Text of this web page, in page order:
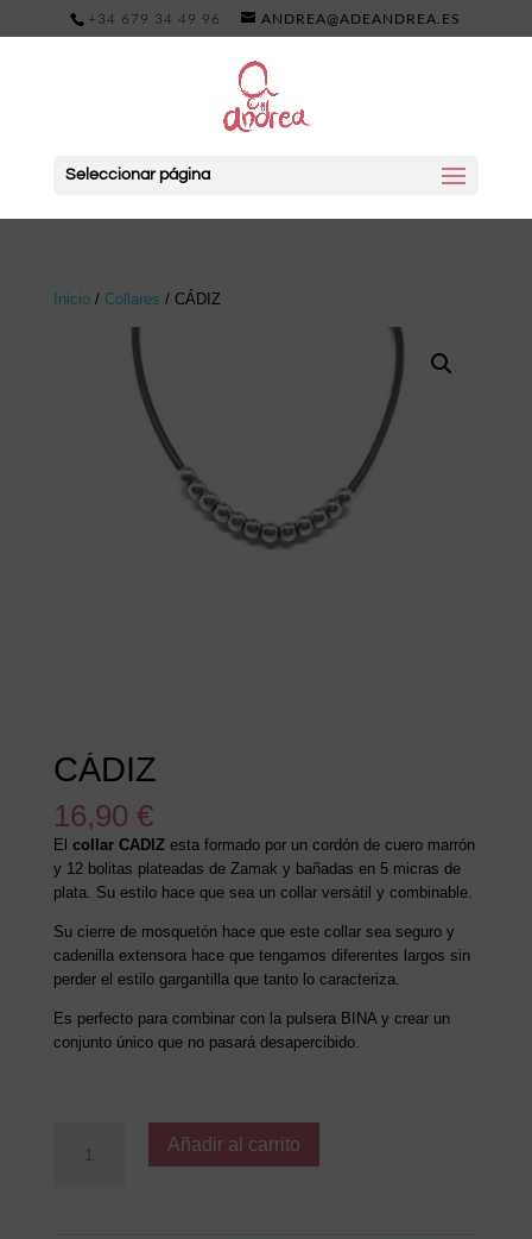
+34 679 34 49 96 ANDREA@ADEANDREA.ES
Seleccionar página
Inicio/ Collares / CÁDIZ
CÁDIZ
16,90 €
El collar CADIZesta formado por un cordón de cuero marrón
y 12 bolitas plateadas de Zamak y bañadas en 5 micras de
plata. Su estilo hace que sea un collar versátil y combinable.
Su cierre de mosquetón hace que este collar sea seguro y
cadenilla extensora hace que tengamos diferentes largos sin
perder el estilo gargantilla que tanto lo caracteriza.
Es perfecto para combinar con la pulsera BINA y crear un
conjunto único que no pasará desapercibido.
cantidad
Añadir al carrito